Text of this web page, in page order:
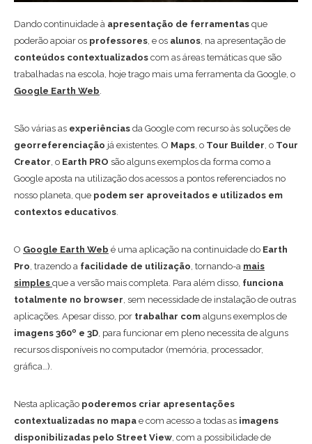
Dando continuidade à apresentação de ferramentas que
poderão apoiar os professores, e os alunos, na apresentação de
conteúdos contextualizados com as áreas temáticas que são
trabalhadas na escola, hoje trago mais uma ferramenta da Google, o
Google Earth Web.
São várias as experiências da Google com recurso às soluções de
georreferenciação já existentes. O Maps, o Tour Builder, o Tour
Creator, o Earth PRO são alguns exemplos da forma como a
Google aposta na utilização dos acessos a pontos referenciados no
nosso planeta, que podem ser aproveitados e utilizados em
contextos educativos.
O Google Earth Web é uma aplicação na continuidade do Earth
Pro, trazendo a facilidade de utilização, tornando-a mais
simples que a versão mais completa. Para além disso, funciona
totalmente no browser, sem necessidade de instalação de outras
aplicações. Apesar disso, por trabalhar com alguns exemplos de
imagens 360º e 3D, para funcionar em pleno necessita de alguns
recursos disponíveis no computador (memória, processador,
gráfica…).
Nesta aplicação poderemos criar apresentações
contextualizadas no mapa e com acesso a todas as imagens
disponibilizadas pelo Street View, com a possibilidade de